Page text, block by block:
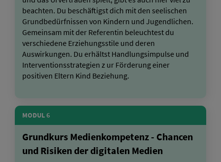
beachten. Du beschäftigst dich mit den seelischen
Grundbedürfnissen von Kindern und Jugendlichen.
Gemeinsam mit der Referentin beleuchtest du
verschiedene Erziehungsstile und deren
Auswirkungen. Du erhältst Handlungsimpulse und
Interventionsstrategien z ur Förderung einer
positiven Eltern Kind Beziehung.
MODUL 6
Grundkurs Medienkompetenz - Chancen
und Risiken der digitalen Medien